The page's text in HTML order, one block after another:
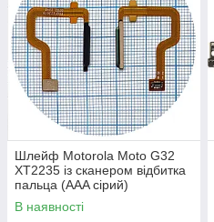
Шлейф Motorola Moto G32
XT2235 із сканером відбитка
пальцa (AAA сірий)
В наявності